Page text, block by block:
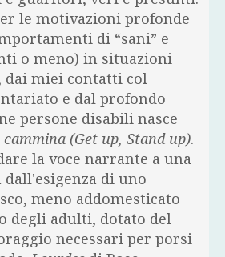
le motivazioni profonde
di “sani” e
o meno) in situazioni
miei contatti col
e dal profondo
persone disabili nasce
(Get up, Stand up).
la voce narrante a una
di uno
meno addomesticato
degli adulti, dotato del
necessari per porsi